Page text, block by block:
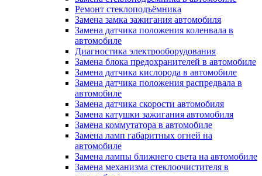
Ремонт стеклоподъёмника
Замена замка зажигания автомобиля
Замена датчика положения коленвала в
автомобиле
Диагностика электрооборудования
Замена блока предохранителей в автомобиле
Замена датчика кислорода в автомобиле
Замена датчика положения распредвала в
автомобиле
Замена датчика скорости автомобиля
Замена катушки зажигания автомобиля
Замена коммутатора в автомобиле
Замена ламп габаритных огней на
автомобиле
Замена лампы ближнего света на автомобиле
Замена механизма стеклоочистителя в